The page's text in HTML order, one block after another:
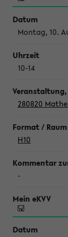
Montag, 10.
10-14
280820
H10
-